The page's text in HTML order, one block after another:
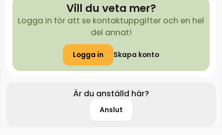
Vill du veta mer?
Logga in för att se kontaktuppgifter och en hel
del annat!
Logga in Skapa konto
Är du anställd här?
Anslut